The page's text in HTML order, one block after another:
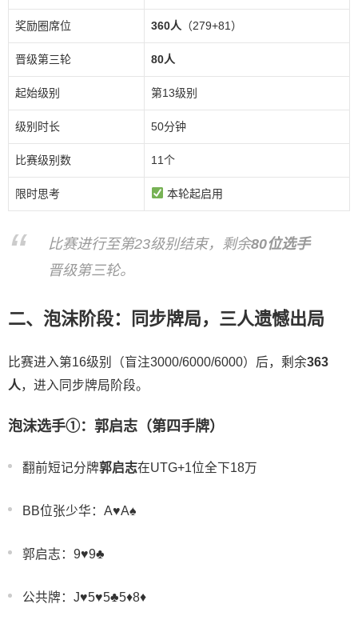
奖励圈席位 360人 （279+81）
晋级第三轮 80人
起始级别 第13级别
级别时长 50分钟
比赛级别数 11个
限时思考 本轮起启用
比赛进行至第23级别结束，剩余80位选手
晋级第三轮。
二、泡沫阶段：同步牌局，三人遗憾出局
比赛进入第16级别（盲注3000/6000/6000）后，剩余363
人，进入同步牌局阶段。
泡沫选手①：郭启志（第四手牌）
翻前短记分牌郭启志在UTG+1位全下18万
BB位张少华：A♥️A♠️
郭启志：9♥️9♣️
公共牌：J♥️5♥️5♣️5♦️8♦️